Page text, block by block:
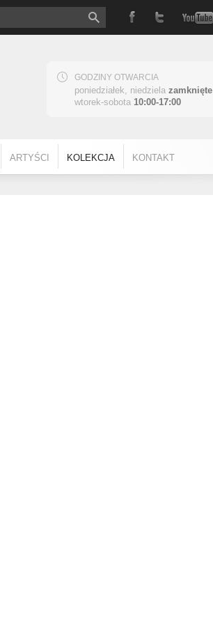
GODZINY OTWARCIA
poniedziałek, niedziela zamknięte
wtorek-sobota 10:00-17:00
ARTYŚCI KOLEKCJA KONTAKT